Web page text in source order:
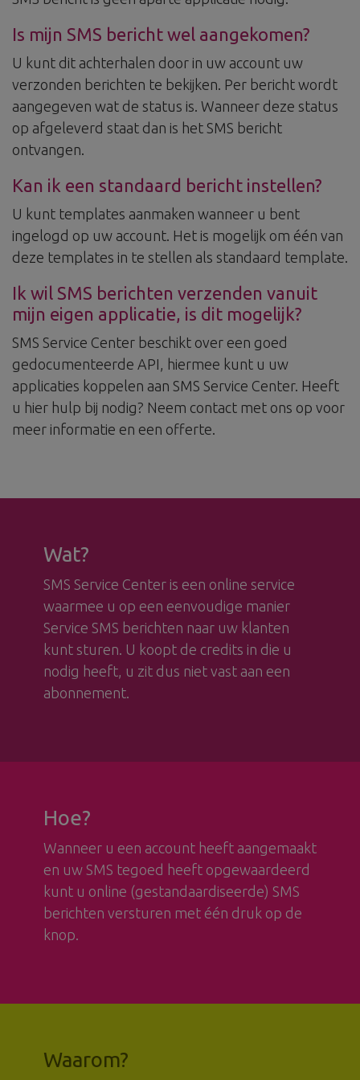
Is mijn SMS bericht wel aangekomen?
U kunt dit achterhalen door in uw account uw
verzonden berichten te bekijken. Per bericht wordt
aangegeven wat de status is. Wanneer deze status
op afgeleverd staat dan is het SMS bericht
ontvangen.
Kan ik een standaard bericht instellen?
U kunt templates aanmaken wanneer u bent
ingelogd op uw account. Het is mogelijk om één van
deze templates in te stellen als standaard template.
Ik wil SMS berichten verzenden vanuit
mijn eigen applicatie, is dit mogelijk?
SMS Service Center beschikt over een goed
gedocumenteerde API, hiermee kunt u uw
applicaties koppelen aan SMS Service Center. Heeft
u hier hulp bij nodig? Neem contact met ons op voor
meer informatie en een offerte.
Wat?
SMS Service Center is een online service
waarmee u op een eenvoudige manier
Service SMS berichten naar uw klanten
kunt sturen. U koopt de credits in die u
nodig heeft, u zit dus niet vast aan een
abonnement.
Hoe?
Wanneer u een account heeft aangemaakt
en uw SMS tegoed heeft opgewaardeerd
kunt u online (gestandaardiseerde) SMS
berichten versturen met één druk op de
knop.
Waarom?